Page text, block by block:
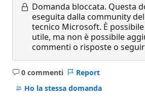
Domanda bloccata. Questa
eseguita dalla community
tecnico Microsoft. È
utile, ma non è possibile
commenti o risposte o
0 commenti
Nessun
commento
Report
Ho la stessa domanda